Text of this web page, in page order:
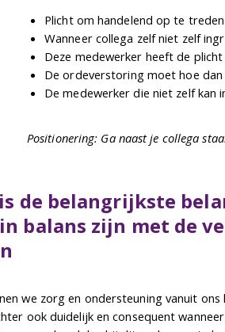
Plicht om handelend op te
Wanneer collega zelf niet zelf
Deze medewerker heeft de
De ordeverstoring moet hoe
De medewerker die niet zelf
Positionering: Ga naast je collega
de belangrijkste
balans zijn met de
we zorg en ondersteuning vanuit
ook duidelijk en consequent